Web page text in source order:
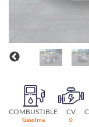
COMBUSTIBLE
Gasolina
CV
0